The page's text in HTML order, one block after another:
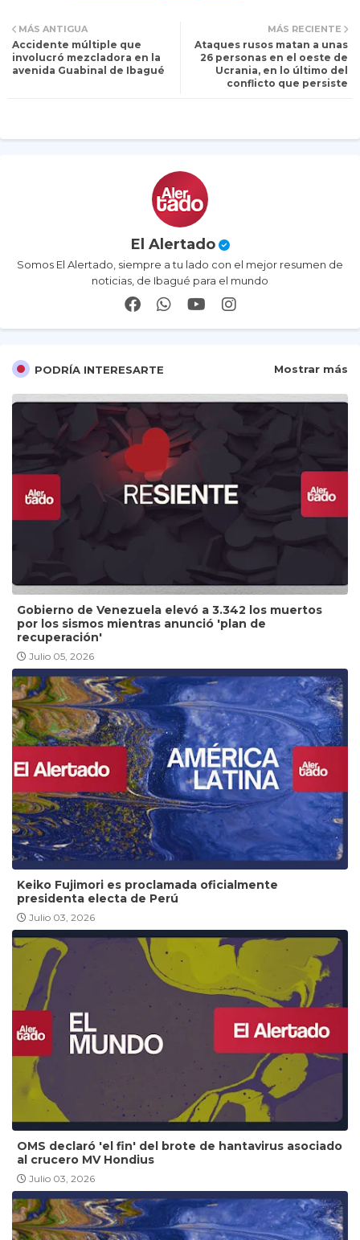
ats
ap
MÁS RECIENTE
Ataques rusos matan a unas
26 personas en el oeste de
Ucrania, en lo último del
conflicto que persiste
MÁS ANTIGUA
Accidente múltiple que
involucró mezcladora en la
avenida Guabinal de Ibagué
El Alertado
Somos El Alertado, siempre a tu lado con el mejor resumen de
noticias, de Ibagué para el mundo
PODRÍA INTERESARTE Mostrar más
Gobierno de Venezuela elevó a 3.342 los muertos
por los sismos mientras anunció 'plan de
recuperación'
Julio 05, 2026
Keiko Fujimori es proclamada oficialmente
presidenta electa de Perú
Julio 03, 2026
OMS declaró 'el fin' del brote de hantavirus asociado
al crucero MV Hondius
Julio 03, 2026